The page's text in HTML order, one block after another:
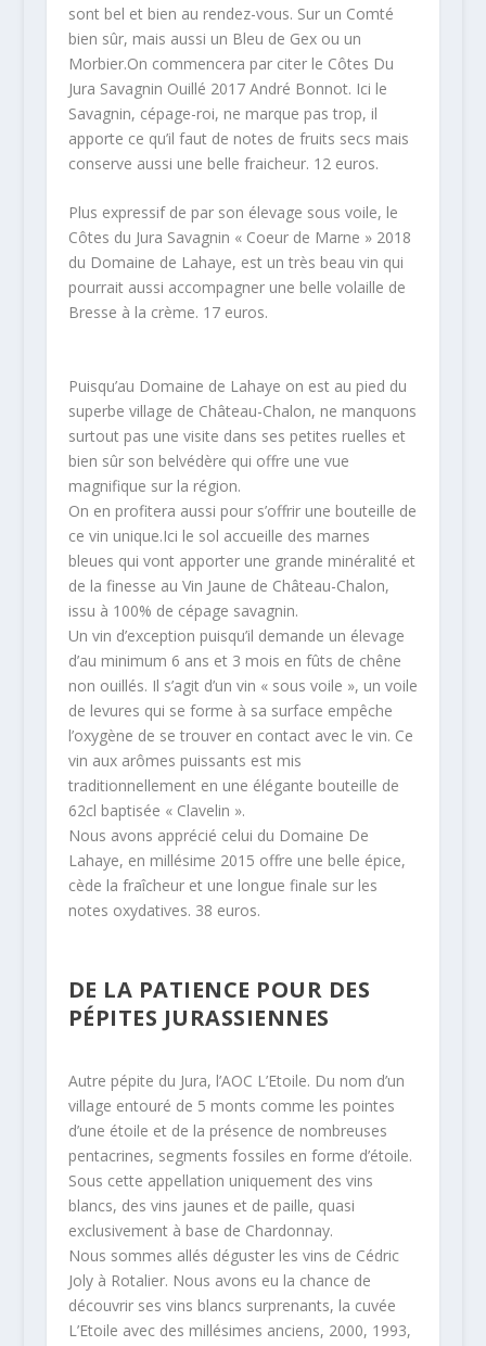
sont bel et bien au rendez-vous. Sur un Comté
bien sûr, mais aussi un Bleu de Gex ou un
Morbier.On commencera par citer le Côtes Du
Jura Savagnin Ouillé 2017 André Bonnot. Ici le
Savagnin, cépage-roi, ne marque pas trop, il
apporte ce qu’il faut de notes de fruits secs mais
conserve aussi une belle fraicheur. 12 euros.
Plus expressif de par son élevage sous voile, le
Côtes du Jura Savagnin « Coeur de Marne » 2018
du Domaine de Lahaye, est un très beau vin qui
pourrait aussi accompagner une belle volaille de
Bresse à la crème. 17 euros.
Puisqu’au Domaine de Lahaye on est au pied du
superbe village de Château-Chalon, ne manquons
surtout pas une visite dans ses petites ruelles et
bien sûr son belvédère qui offre une vue
magnifique sur la région.
On en profitera aussi pour s’offrir une bouteille de
ce vin unique.Ici le sol accueille des marnes
bleues qui vont apporter une grande minéralité et
de la finesse au Vin Jaune de Château-Chalon,
issu à 100% de cépage savagnin.
Un vin d’exception puisqu’il demande un élevage
d’au minimum 6 ans et 3 mois en fûts de chêne
non ouillés. Il s’agit d’un vin « sous voile », un voile
de levures qui se forme à sa surface empêche
l’oxygène de se trouver en contact avec le vin. Ce
vin aux arômes puissants est mis
traditionnellement en une élégante bouteille de
62cl baptisée « Clavelin ».
Nous avons apprécié celui du Domaine De
Lahaye, en millésime 2015 offre une belle épice,
cède la fraîcheur et une longue finale sur les
notes oxydatives. 38 euros.
DE LA PATIENCE POUR DES
PÉPITES JURASSIENNES
Autre pépite du Jura, l’AOC L’Etoile. Du nom d’un
village entouré de 5 monts comme les pointes
d’une étoile et de la présence de nombreuses
pentacrines, segments fossiles en forme d’étoile.
Sous cette appellation uniquement des vins
blancs, des vins jaunes et de paille, quasi
exclusivement à base de Chardonnay.
Nous sommes allés déguster les vins de Cédric
Joly à Rotalier. Nous avons eu la chance de
découvrir ses vins blancs surprenants, la cuvée
L’Etoile avec des millésimes anciens, 2000, 1993,